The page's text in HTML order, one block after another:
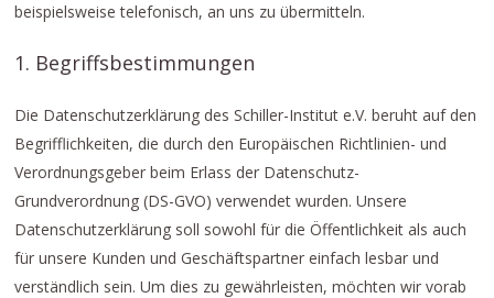
beispielsweise telefonisch, an uns zu übermitteln.
1. Begriffsbestimmungen
Die Datenschutzerklärung des Schiller-Institut e.V. beruht auf den
Begrifflichkeiten, die durch den Europäischen Richtlinien- und
Verordnungsgeber beim Erlass der Datenschutz-
Grundverordnung (DS-GVO) verwendet wurden. Unsere
Datenschutzerklärung soll sowohl für die Öffentlichkeit als auch
für unsere Kunden und Geschäftspartner einfach lesbar und
verständlich sein. Um dies zu gewährleisten, möchten wir vorab